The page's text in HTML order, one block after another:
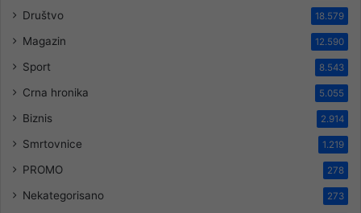
Društvo 18.579
Magazin 12.590
Sport 8.543
Crna hronika 5.055
Biznis 2.914
Smrtovnice 1.219
PROMO 278
Nekategorisano 273